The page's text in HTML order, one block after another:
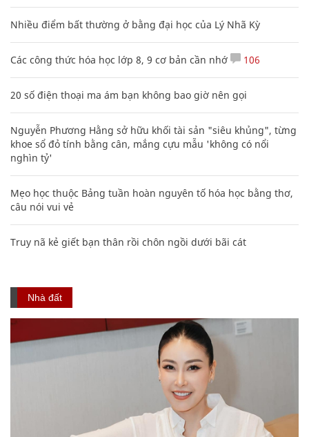
Nhiều điểm bất thường ở bằng đại học của Lý Nhã Kỳ
Các công thức hóa học lớp 8, 9 cơ bản cần nhớ 106
20 số điện thoại ma ám bạn không bao giờ nên gọi
Nguyễn Phương Hằng sở hữu khối tài sản "siêu khủng", từng
khoe sổ đỏ tính bằng cân, mắng cựu mẫu 'không có nổi
nghìn tỷ'
Mẹo học thuộc Bảng tuần hoàn nguyên tố hóa học bằng thơ,
câu nói vui vẻ
Truy nã kẻ giết bạn thân rồi chôn ngồi dưới bãi cát
Nhà đất